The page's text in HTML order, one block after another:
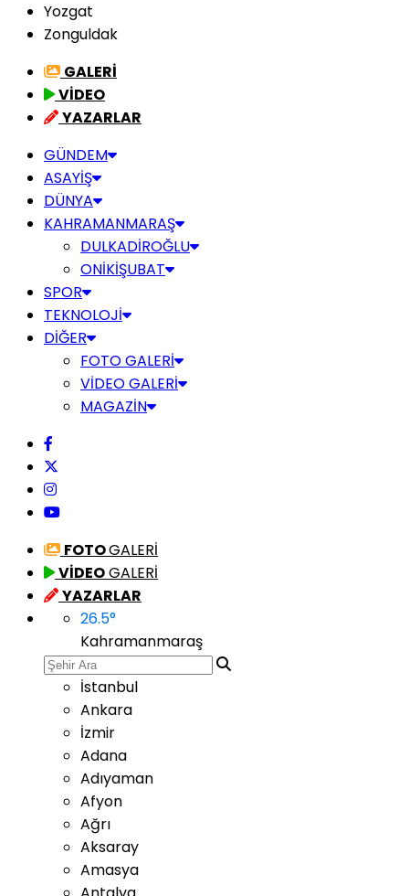
Yozgat
Zonguldak
GALERİ
VİDEO
YAZARLAR
GÜNDEM
ASAYİŞ
DÜNYA
KAHRAMANMARAŞ
DULKADİROĞLU
ONİKİŞUBAT
SPOR
TEKNOLOJİ
DİĞER
FOTO GALERİ
VİDEO GALERİ
MAGAZİN
FOTOGALERİ
VİDEOGALERİ
YAZARLAR
26.5°
Kahramanmaraş
İstanbul
Ankara
İzmir
Adana
Adıyaman
Afyon
Ağrı
Aksaray
Amasya